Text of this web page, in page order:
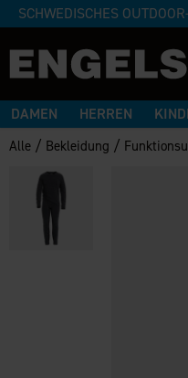
SCHWEDISCHES
DAMEN HERREN
Alle / Bekleidung /